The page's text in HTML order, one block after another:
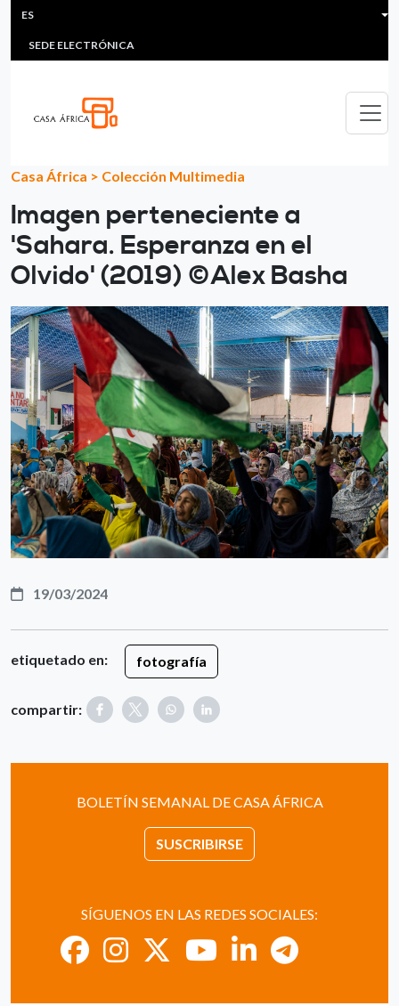
Pasar al contenido principal
HEADER MENU
MULTIMEDIA
SEDE ELECTRÓNICA
ES
Casa África > Colección Multimedia
Imagen perteneciente a
'Sahara. Esperanza en el
Olvido' (2019) ©Alex Basha
19/03/2024
etiquetado en: fotografía
compartir:
BOLETÍN SEMANAL DE CASA ÁFRICA
SUSCRIBIRSE
SÍGUENOS EN LAS REDES SOCIALES: